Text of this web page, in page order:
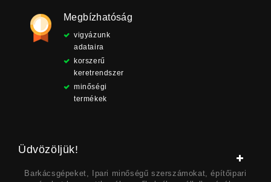
Megbízhatóság
vigyázunk
adataira
korszerű
keretrendszer
minőségi
termékek
Üdvözöljük!
Barkácsgépeket, Ipari minőségű szerszámokat, építőipari